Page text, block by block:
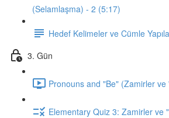
(Selamlaşma) - 2 (5:17)
Hedef Kelimeler ve Cümle
3. Gün
Pronouns and "Be" (Zamirler
Elementary Quiz 3: Zamirler ve